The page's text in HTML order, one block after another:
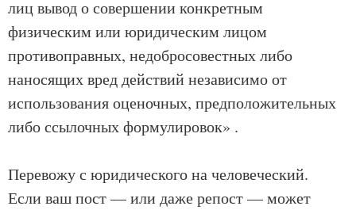
лиц вывод о совершении конкретным
физическим или юридическим лицом
противоправных, недобросовестных либо
наносящих вред действий независимо от
использования оценочных, предположительных
либо ссылочных формулировок» .
Перевожу с юридического на человеческий.
Если ваш пост — или даже репост — может